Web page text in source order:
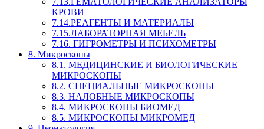
КРОВИ
7.14.РЕАГЕНТЫ И МАТЕРИАЛЫ
7.15.ЛАБОРАТОРНАЯ МЕБЕЛЬ
7.16. ГИГРОМЕТРЫ И ПСИХОМЕТРЫ
8. Микроскопы
8.1. МЕДИЦИНСКИЕ И БИОЛОГИЧЕСКИЕ
МИКРОСКОПЫ
8.2. СПЕЦИАЛЬНЫЕ МИКРОСКОПЫ
8.3. НАЛОБНЫЕ МИКРОСКОПЫ
8.4. МИКРОСКОПЫ БИОМЕД
8.5. МИКРОСКОПЫ МИКРОМЕД